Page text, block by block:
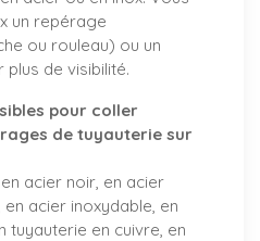
un repérage
ou rouleau) ou un
de visibilité.
pour coller
de tuyauterie sur
acier noir, en acier
acier inoxydable, en
tuyauterie en cuivre, en